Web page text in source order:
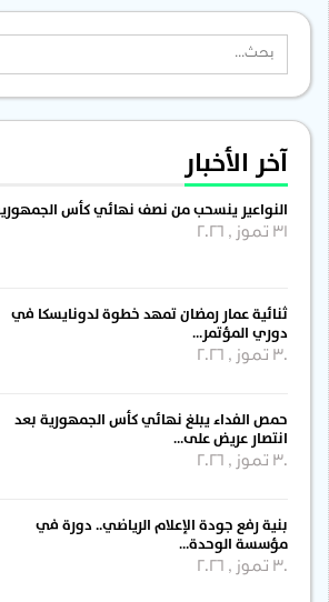
آخر الأخبار
النواعير ينسحب من نصف نهائي كأس الجمهورية
31 تموز , 2026
ثنائية عمار رمضان تمهد خطوة لدونايسكا في
دوري المؤتمر…
30 تموز , 2026
حمص الفداء يبلغ نهائي كأس الجمهورية بعد
انتصار عريض على…
30 تموز , 2026
بنية رفع جودة الإعلام الرياضي.. دورة في
مؤسسة الوحدة…
30 تموز , 2026